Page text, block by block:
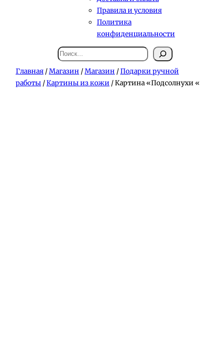
Правила и условия
Политика
конфиденциальности
Поиск
Главная /Магазин /Магазин /Подарки ручной
работы /Картины из кожи / Картина «Подсолнухи «